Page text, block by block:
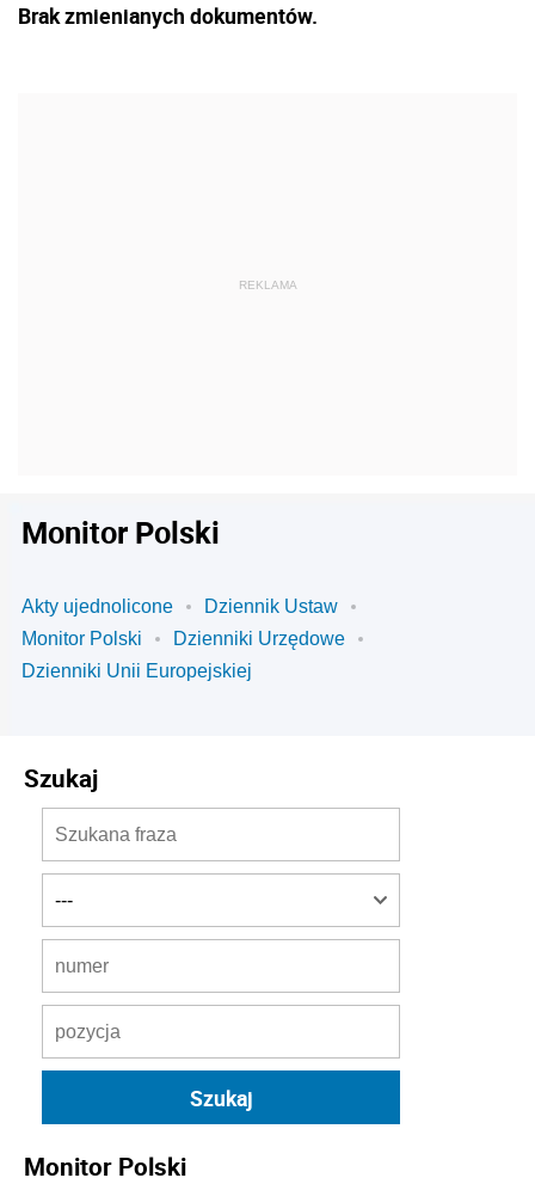
Brak zmienianych dokumentów.
Monitor Polski
Akty ujednolicone
Dziennik Ustaw
Monitor Polski
Dzienniki Urzędowe
Dzienniki Unii Europejskiej
Szukaj
Monitor Polski